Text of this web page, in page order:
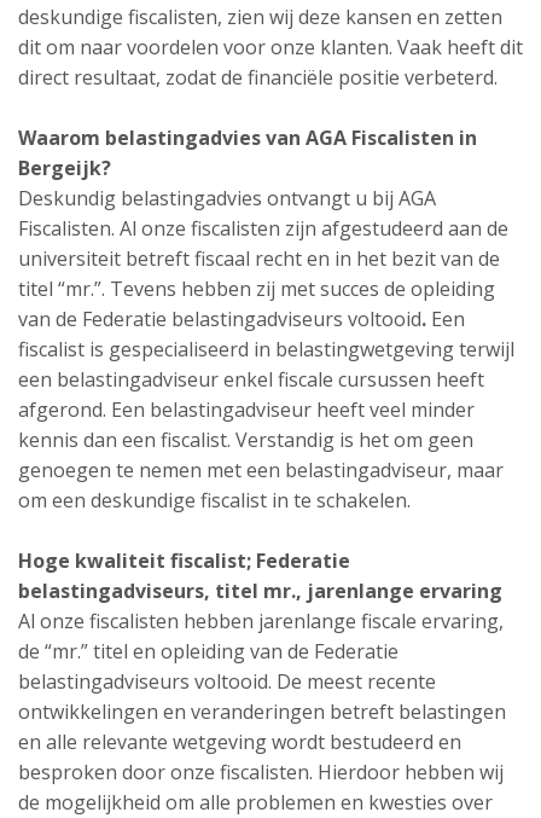
deskundige fiscalisten, zien wij deze kansen en zetten
dit om naar voordelen voor onze klanten. Vaak heeft dit
direct resultaat, zodat de financiële positie verbeterd.
Waarom belastingadvies van AGA Fiscalisten in
Bergeijk?
Deskundig belastingadvies ontvangt u bij AGA
Fiscalisten. Al onze fiscalisten zijn afgestudeerd aan de
universiteit betreft fiscaal recht en in het bezit van de
titel “mr.”. Tevens hebben zij met succes de opleiding
van de Federatie belastingadviseurs voltooid. Een
fiscalist is gespecialiseerd in belastingwetgeving terwijl
een belastingadviseur enkel fiscale cursussen heeft
afgerond. Een belastingadviseur heeft veel minder
kennis dan een fiscalist. Verstandig is het om geen
genoegen te nemen met een belastingadviseur, maar
om een deskundige fiscalist in te schakelen.
Hoge kwaliteit fiscalist; Federatie
belastingadviseurs, titel mr., jarenlange ervaring
Al onze fiscalisten hebben jarenlange fiscale ervaring,
de “mr.” titel en opleiding van de Federatie
belastingadviseurs voltooid. De meest recente
ontwikkelingen en veranderingen betreft belastingen
en alle relevante wetgeving wordt bestudeerd en
besproken door onze fiscalisten. Hierdoor hebben wij
de mogelijkheid om alle problemen en kwesties over